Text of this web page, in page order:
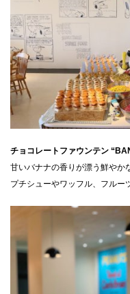
チョコレートファウンテン
甘いバナナの香りが漂う鮮やか
プチシューやワッフル、フルー